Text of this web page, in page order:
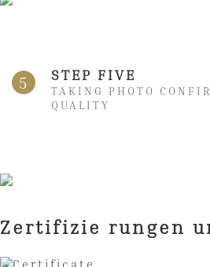
5 STEP FIVE
TAKING PHOTO
QUALITY
Zertifizie rungen